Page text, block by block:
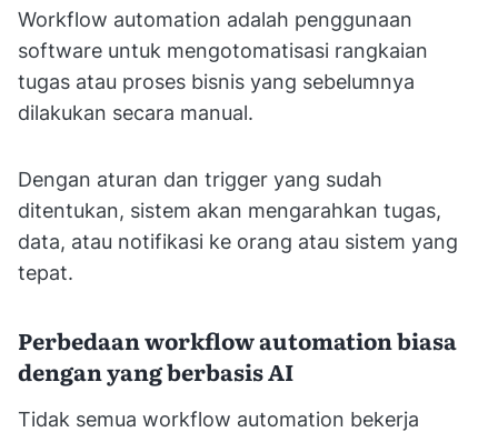
Workflow automation adalah penggunaan
software untuk mengotomatisasi rangkaian
tugas atau proses bisnis yang sebelumnya
dilakukan secara manual.
Dengan aturan dan trigger yang sudah
ditentukan, sistem akan mengarahkan tugas,
data, atau notifikasi ke orang atau sistem yang
tepat.
Perbedaan workflow automation biasa
dengan yang berbasis AI
Tidak semua workflow automation bekerja